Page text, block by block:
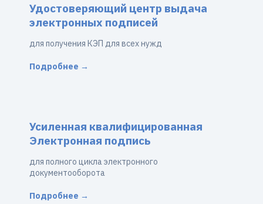
Удостоверяющий центр выдача
электронных подписей
для получения КЭП для всех нужд
Подробнее →
Усиленная квалифицированная
Электронная подпись
для полного цикла электронного
документооборота
Подробнее →